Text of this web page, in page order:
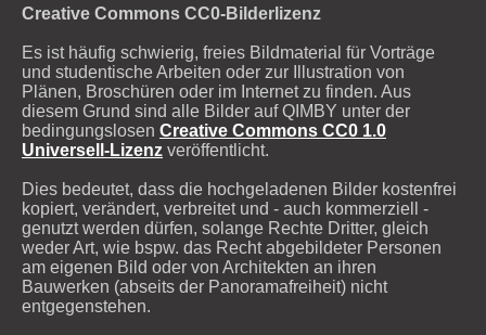
Creative Commons CC0-Bilderlizenz
Es ist häufig schwierig, freies Bildmaterial für Vorträge
und studentische Arbeiten oder zur Illustration von
Plänen, Broschüren oder im Internet zu finden. Aus
diesem Grund sind alle Bilder auf QIMBY unter der
bedingungslosen Creative Commons CC0 1.0
Universell-Lizenz veröffentlicht.
Dies bedeutet, dass die hochgeladenen Bilder kostenfrei
kopiert, verändert, verbreitet und - auch kommerziell -
genutzt werden dürfen, solange Rechte Dritter, gleich
weder Art, wie bspw. das Recht abgebildeter Personen
am eigenen Bild oder von Architekten an ihren
Bauwerken (abseits der Panoramafreiheit) nicht
entgegenstehen.